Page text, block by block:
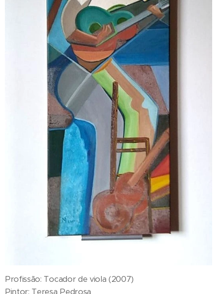
Profissão: Tocador de viola (2007)
Pintor: Teresa Pedrosa